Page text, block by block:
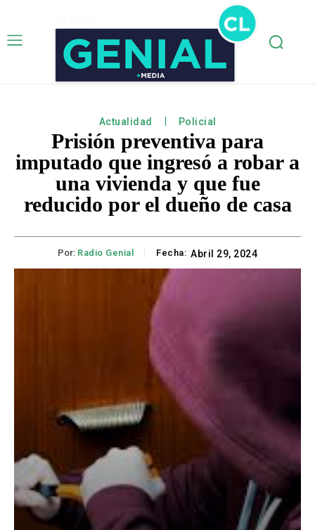
Actualidad Policial
Prisión preventiva para
imputado que ingresó a robar a
una vivienda y que fue
reducido por el dueño de casa
Por: Radio Genial Fecha: Abril 29, 2024